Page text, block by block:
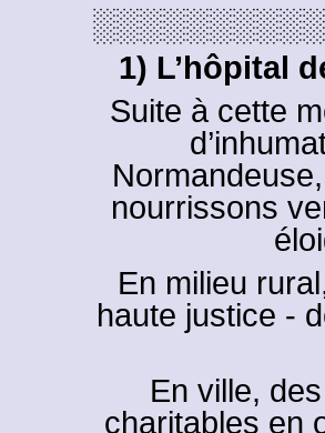
1) L’hôpital
Suite à cette
nourrissons
En milieu
haute justice -
En ville,
charitables en